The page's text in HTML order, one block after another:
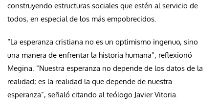
construyendo estructuras sociales que estén al servicio de
todos, en especial de los más empobrecidos.
“La esperanza cristiana no es un optimismo ingenuo, sino
una manera de enfrentar la historia humana”, reflexionó
Megina. “Nuestra esperanza no depende de los datos de la
realidad; es la realidad la que depende de nuestra
esperanza”, señaló citando al teólogo Javier Vitoria.